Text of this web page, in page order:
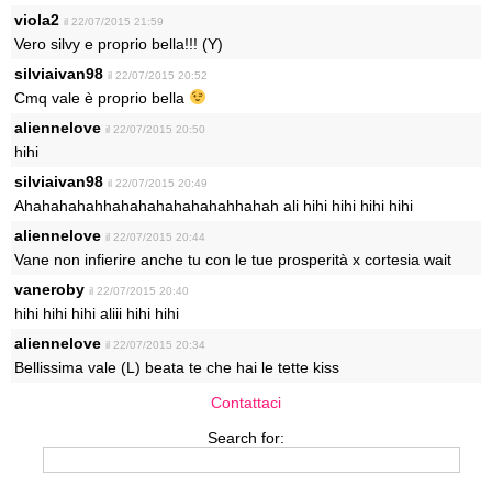
viola2 il 22/07/2015 21:59
Vero silvy e proprio bella!!! (Y)
silviaivan98 il 22/07/2015 20:52
Cmq vale è proprio bella
aliennelove il 22/07/2015 20:50
hihi
silviaivan98 il 22/07/2015 20:49
Ahahahahahhahahahahahahahhahah ali hihi hihi hihi hihi
aliennelove il 22/07/2015 20:44
Vane non infierire anche tu con le tue prosperità x cortesia wait
vaneroby il 22/07/2015 20:40
hihi hihi hihi aliii hihi hihi
aliennelove il 22/07/2015 20:34
Bellissima vale (L) beata te che hai le tette kiss
Contattaci
Search for: